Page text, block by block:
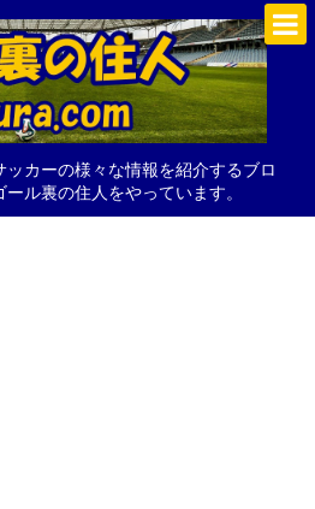
カーの様々な情報を紹介するブロ
ル裏の住人をやっています。